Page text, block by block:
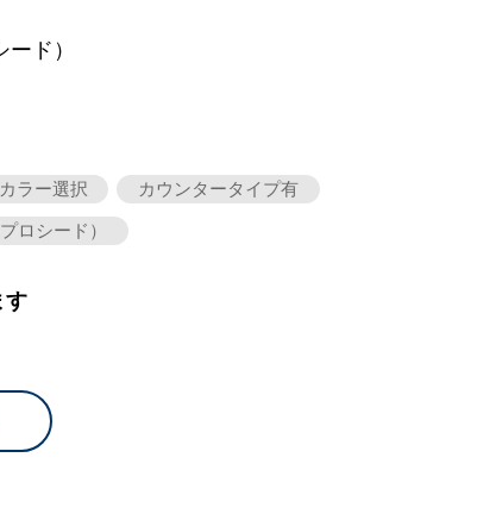
ド）
カラー選択
カウンタータイプ有
ロシード）
す